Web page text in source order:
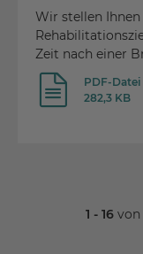
PDF-Datei
282,3 KB
Wir stellen
Zeit nach einer
1 - 16 von